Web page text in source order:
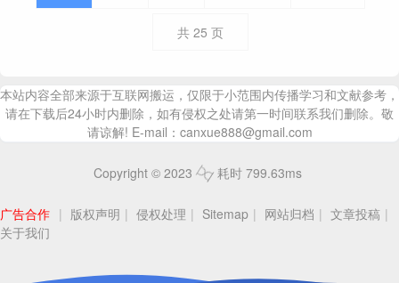
共 25 页
本站内容全部来源于互联网搬运，仅限于小范围内传播学习和文献参考，
请在下载后24小时内删除，如有侵权之处请第一时间联系我们删除。敬
请谅解! E-mail：canxue888@gmail.com
Copyright © 2023 耗时 799.63ms
广告合作 | 版权声明 | 侵权处理 | Sitemap | 网站归档 | 文章投稿 |
关于我们